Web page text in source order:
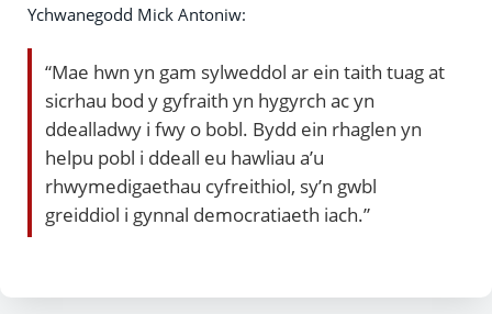
Ychwanegodd Mick Antoniw:
“Mae hwn yn gam sylweddol ar ein taith tuag at
sicrhau bod y gyfraith yn hygyrch ac yn
ddealladwy i fwy o bobl. Bydd ein rhaglen yn
helpu pobl i ddeall eu hawliau a’u
rhwymedigaethau cyfreithiol, sy’n gwbl
greiddiol i gynnal democratiaeth iach.”